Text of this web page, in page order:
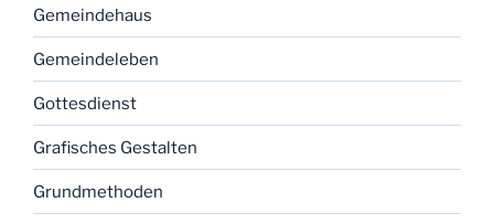
Gemeindehaus
Gemeindeleben
Gottesdienst
Grafisches Gestalten
Grundmethoden